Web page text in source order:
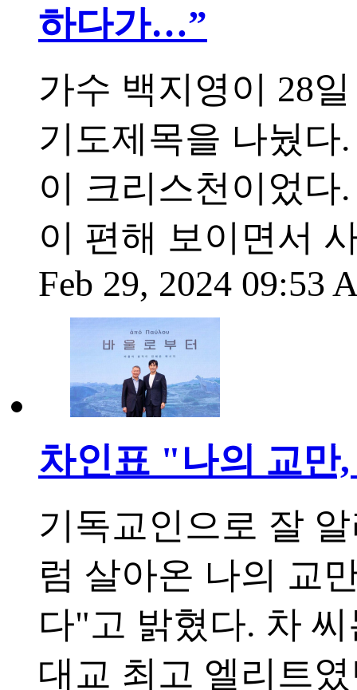
하다가…”
가수 백지영이 28
기도제목을 나눴
이 크리스천이었다
이 편해 보이면서
Feb 29, 2024 09:53
차인표 "나의 교만
기독교인으로 잘
럼 살아온 나의 교
다"고 밝혔다. 차
대교 최고 엘리트